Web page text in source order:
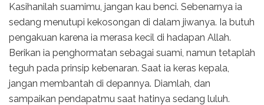
Kasihanilah suamimu, jangan kau benci. Sebenarnya ia
sedang menutupi kekosongan di dalam jiwanya. Ia butuh
pengakuan karena ia merasa kecil di hadapan Allah.
Berikan ia penghormatan sebagai suami, namun tetaplah
teguh pada prinsip kebenaran. Saat ia keras kepala,
jangan membantah di depannya. Diamlah, dan
sampaikan pendapatmu saat hatinya sedang luluh.